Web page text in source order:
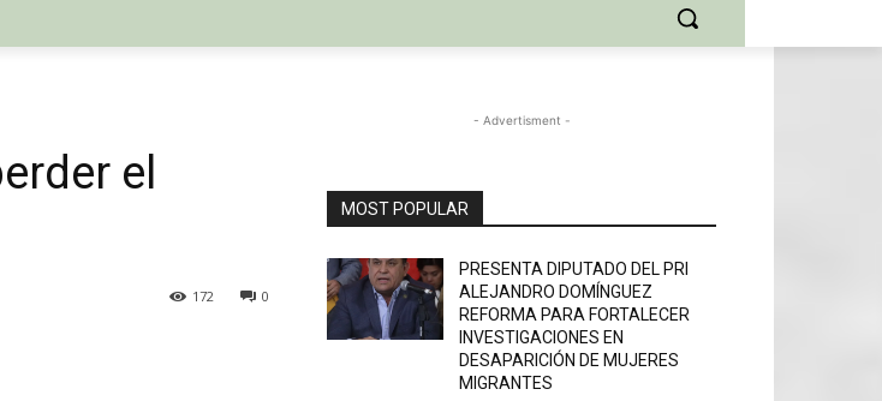
el
0
172
- Advertisment -
MOST POPULAR
PRESENTA DIPUTADO DEL PRI
ALEJANDRO DOMÍNGUEZ
REFORMA PARA FORTALECER
INVESTIGACIONES EN
DESAPARICIÓN DE MUJERES
MIGRANTES